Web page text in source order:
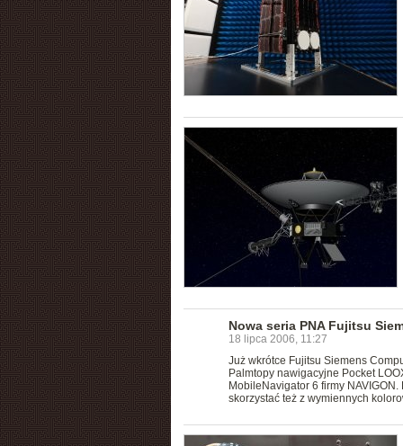
Nowa seria PNA Fujitsu
18 lipca 2006, 11:27
Już wkrótce Fujitsu Siemens
Palmtopy nawigacyjne Pocket
MobileNavigator 6 firmy
skorzystać też z wymiennych